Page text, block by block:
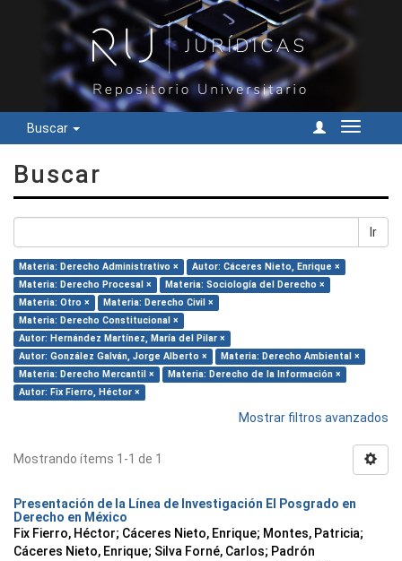
Buscar
Cambiar
Buscar
Ir
Materia: Derecho Administrativo ×
Autor: Cáceres Nieto, Enrique ×
Materia: Derecho Procesal ×
Materia: Sociología del Derecho ×
Materia: Otro ×
Materia: Derecho Civil ×
Materia: Derecho Constitucional ×
Autor: Hernández Martínez, María del Pilar ×
Autor: González Galván, Jorge Alberto ×
Materia: Derecho Ambiental ×
Materia: Derecho Mercantil ×
Materia: Derecho de la Información ×
Autor: Fix Fierro, Héctor ×
Mostrar filtros avanzados
Mostrando ítems 1-1 de 1
Presentación de la Línea de Investigación El Posgrado en
Derecho en México
Fix Fierro, Héctor; Cáceres Nieto, Enrique; Montes, Patricia;
Cáceres Nieto, Enrique; Silva Forné, Carlos; Padrón